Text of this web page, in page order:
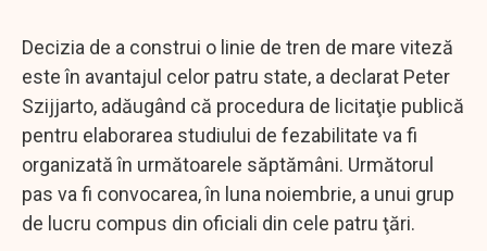
Decizia de a construi o linie de tren de mare viteză
este în avantajul celor patru state, a declarat Peter
Szijjarto, adăugând că procedura de licitaţie publică
pentru elaborarea studiului de fezabilitate va fi
organizată în următoarele săptămâni. Următorul
pas va fi convocarea, în luna noiembrie, a unui grup
de lucru compus din oficiali din cele patru ţări.